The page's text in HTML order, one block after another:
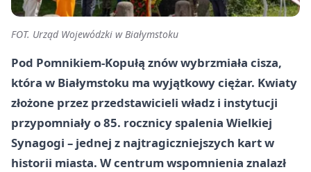
FOT. Urząd Wojewódzki w Białymstoku
Pod Pomnikiem-Kopułą znów wybrzmiała cisza,
która w Białymstoku ma wyjątkowy ciężar. Kwiaty
złożone przez przedstawicieli władz i instytucji
przypomniały o 85. rocznicy spalenia Wielkiej
Synagogi – jednej z najtragiczniejszych kart w
historii miasta. W centrum wspomnienia znalazł